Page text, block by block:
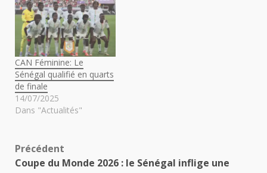
CAN Féminine: Le
Sénégal qualifié en quarts
de finale
14/07/2025
Dans "Actualités"
Navigation
Précédent
Coupe du Monde 2026 : le Sénégal inflige une